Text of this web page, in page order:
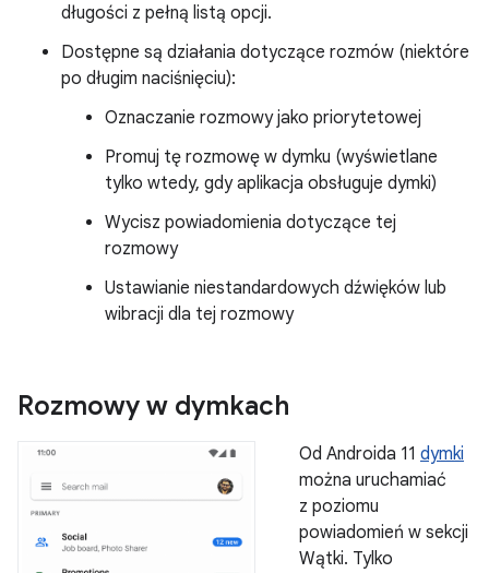
długości z pełną listą opcji.
Dostępne są działania dotyczące rozmów (niektóre
po długim naciśnięciu):
Oznaczanie rozmowy jako priorytetowej
Promuj tę rozmowę w dymku (wyświetlane
tylko wtedy, gdy aplikacja obsługuje dymki)
Wycisz powiadomienia dotyczące tej
rozmowy
Ustawianie niestandardowych dźwięków lub
wibracji dla tej rozmowy
Rozmowy w dymkach
Od Androida 11 dymki
można uruchamiać
z poziomu
powiadomień w sekcji
Wątki. Tylko